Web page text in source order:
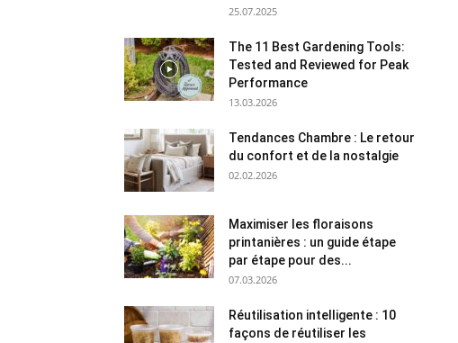
25.07.2025
The 11 Best Gardening Tools:
Tested and Reviewed for Peak
Performance
13.03.2026
Tendances Chambre : Le retour
du confort et de la nostalgie
02.02.2026
Maximiser les floraisons
printanières : un guide étape
par étape pour des...
07.03.2026
Réutilisation intelligente : 10
façons de réutiliser les